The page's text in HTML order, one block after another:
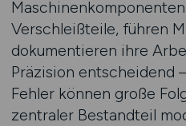
Verschleißteile, führen
dokumentieren ihre
Präzision entscheidend
Fehler können große
zentraler Bestandteil